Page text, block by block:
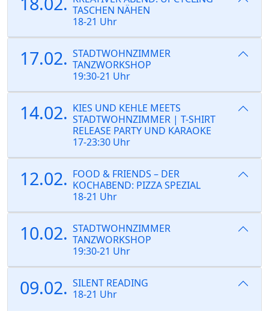
TASCHEN NÄHEN
18-21 Uhr
17.02. STADTWOHNZIMMER
TANZWORKSHOP
19:30-21 Uhr
14.02. KIES UND KEHLE MEETS
STADTWOHNZIMMER | T-SHIRT
RELEASE PARTY UND KARAOKE
17-23:30 Uhr
12.02. FOOD & FRIENDS – DER
KOCHABEND: PIZZA SPEZIAL
18-21 Uhr
10.02. STADTWOHNZIMMER
TANZWORKSHOP
19:30-21 Uhr
09.02. SILENT READING
18-21 Uhr